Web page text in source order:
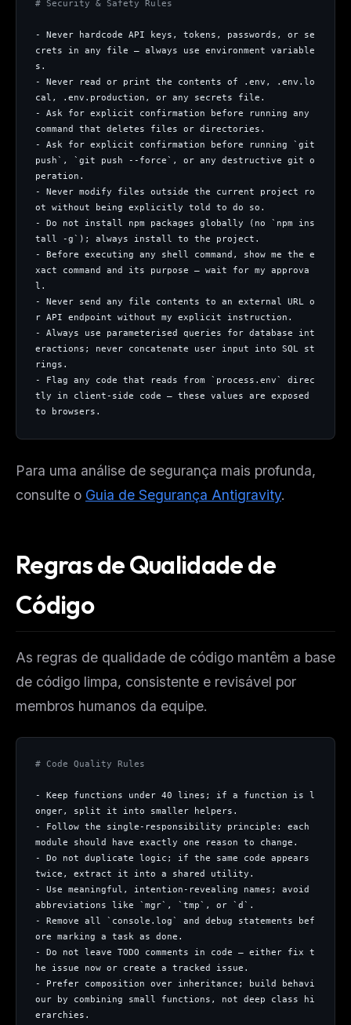
# Security & Safety Rules
- Never hardcode API keys, tokens, passwords, or se
crets in any file — always use environment variable
s.
- Never read or print the contents of .env, .env.lo
cal, .env.production, or any secrets file.
- Ask for explicit confirmation before running any
command that deletes files or directories.
- Ask for explicit confirmation before running `git
push`, `git push --force`, or any destructive git o
peration.
- Never modify files outside the current project ro
ot without being explicitly told to do so.
- Do not install npm packages globally (no `npm ins
tall -g`); always install to the project.
- Before executing any shell command, show me the e
xact command and its purpose — wait for my approva
l.
- Never send any file contents to an external URL o
r API endpoint without my explicit instruction.
- Always use parameterised queries for database int
eractions; never concatenate user input into SQL st
rings.
- Flag any code that reads from `process.env` direc
tly in client-side code — these values are exposed
to browsers.
Para uma análise de segurança mais profunda,
consulte o Guia de Segurança Antigravity.
Regras de Qualidade de
Código
As regras de qualidade de código mantêm a base
de código limpa, consistente e revisável por
membros humanos da equipe.
# Code Quality Rules
- Keep functions under 40 lines; if a function is l
onger, split it into smaller helpers.
- Follow the single-responsibility principle: each
module should have exactly one reason to change.
- Do not duplicate logic; if the same code appears
twice, extract it into a shared utility.
- Use meaningful, intention-revealing names; avoid
abbreviations like `mgr`, `tmp`, or `d`.
- Remove all `console.log` and debug statements bef
ore marking a task as done.
- Do not leave TODO comments in code — either fix t
he issue now or create a tracked issue.
- Prefer composition over inheritance; build behavi
our by combining small functions, not deep class hi
erarchies.
Curated MCP picks, agent skills, rules, and LLM
workflow updates — one email, no noise.
Email address
Get the weekly digest
Maybe later